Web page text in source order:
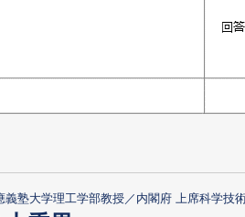
義塾大学理工学部教授／内閣府 上席科学技